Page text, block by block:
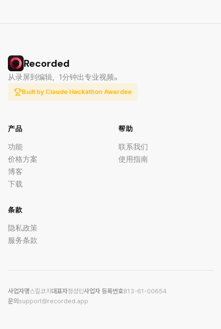
Recorded
从录屏到编辑，1分钟出专业视频。
Built by Claude Hackathon Awardee
产品
功能
价格方案
博客
下载
帮助
联系我们
使用指南
条款
隐私政策
服务条款
사업자명스킬코치 대표자정성민사업자 등록번호813-61-00654
문의 support@recorded.app